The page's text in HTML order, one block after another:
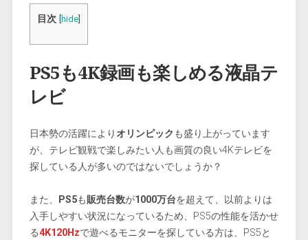
目次 hide]
PS5も4K録画も楽しめる液晶テ
レビ
日本勢の活躍によりオリンピック も盛り上がっています
が、テレビ観戦で楽しみたい人も画質の良い4Kテレビを
探している人が多いのではないでしょうか？
また、 PS5も販売台数が1000万台を超えて、以前よりは
入手しやすい状況になっているため、PS5の性能を活かせ
る4K120Hzで遊べるモニターを探している方は、PS5と